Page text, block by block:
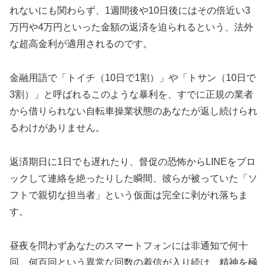
れないにも関わらず、1週間後や10日後にはその倍近い3
万円や4万円といった金額の返済を迫られるという、法外
な超高金利が適用されるのです。
金融用語で「トイチ（10日で1割）」や「トサン（10日で
3割）」と呼ばれるこのような暴利を、すでに正規の業者
から借りられない自転車操業状態のあなたが返し続けられ
るわけがありません。
返済期日に1日でも遅れたり、督促の恐怖からLINEをブロ
ックして連絡を絶ったりした瞬間、彼らが被っていた「ソ
フトで親切な担当者」という仮面は完全に剥がれ落ちま
す。
昼夜を問わずあなたのスマートフォンには非通知で何十
回、何百回という異常な回数の着信が入り続け、精神を極